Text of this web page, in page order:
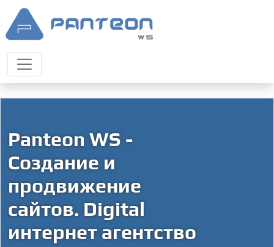
Panteon WS -
Создание и
продвижение
сайтов. Digital
интернет агентство